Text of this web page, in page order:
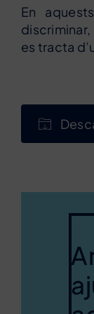
En
es tracta